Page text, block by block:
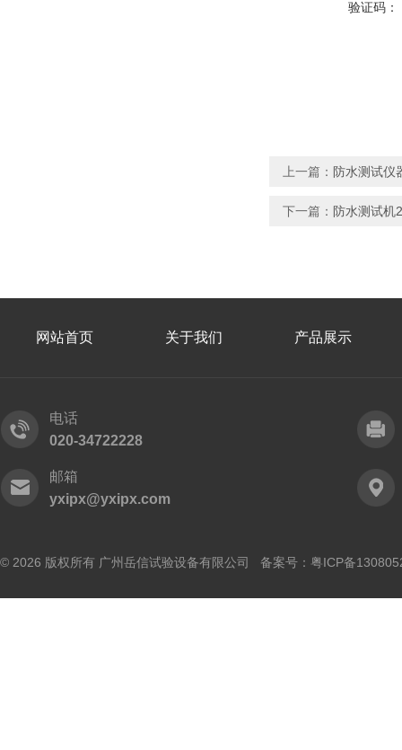
验证码：
上一篇： 防水测试仪
下一篇： 防水测试机
网站首页 关于我们 产品展示
电话
020-34722228
邮箱
yxipx@yxipx.com
© 2026 版权所有 广州岳信试验设备有限公司 备案号： 粤ICP备